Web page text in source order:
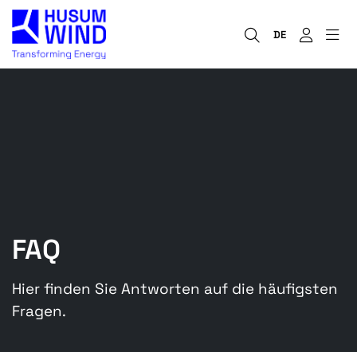
DE
FAQ
Hier finden Sie Antworten auf die häufigsten
Fragen.